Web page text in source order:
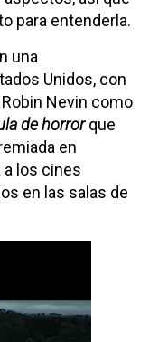
para entenderla.
una
Unidos, con
Nevin como
de horrorque
en
los cines
en las salas de